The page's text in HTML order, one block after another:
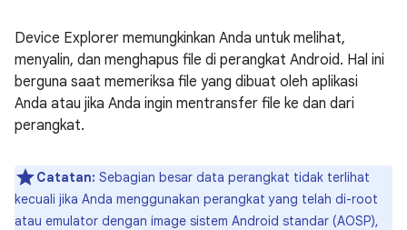
Device Explorer memungkinkan Anda untuk melihat,
menyalin, dan menghapus file di perangkat Android. Hal ini
berguna saat memeriksa file yang dibuat oleh aplikasi
Anda atau jika Anda ingin mentransfer file ke dan dari
perangkat.
Catatan: Sebagian besar data perangkat tidak terlihat
kecuali jika Anda menggunakan perangkat yang telah di-root
atau emulator dengan image sistem Android standar (AOSP),